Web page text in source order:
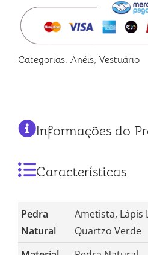
Categorias: Anéis, Vestuário
Informações do
Características
Pedra
Natural
Ametista, Lápis
Quartzo Verde